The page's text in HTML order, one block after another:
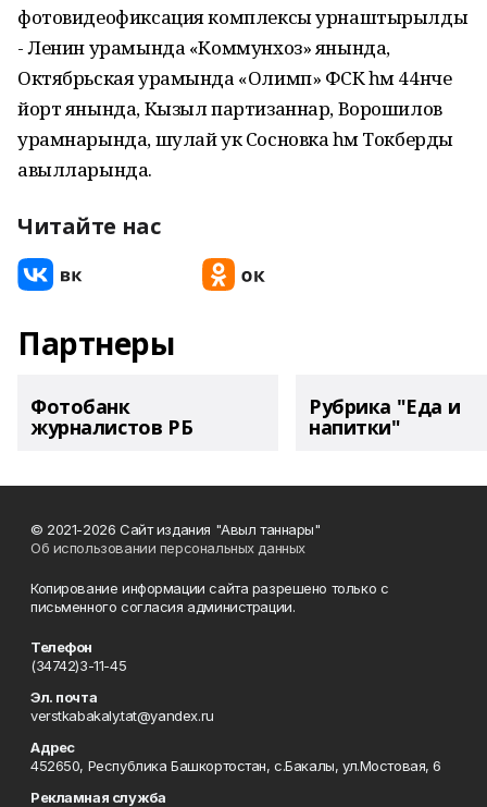
фотовидеофиксация комплексы урнаштырылды
- Ленин урамында «Коммунхоз» янында,
Октябрьская урамында «Олимп» ФСК һәм 44нче
йорт янында, Кызыл партизаннар, Ворошилов
урамнарында, шулай ук Сосновка һәм Токберды
авылларында.
Читайте нас
Партнеры
Фотобанк
журналистов РБ
Рубрика "Еда и
напитки"
© 2021-2026 Сайт издания "Авыл таннары"
Об использовании персональных данных
Копирование информации сайта разрешено только с
письменного согласия администрации.
Телефон
(34742)3-11-45
Эл. почта
verstkabakaly.tat@yandex.ru
Адрес
452650, Республика Башкортостан, с.Бакалы, ул.Мостовая, 6
Рекламная служба